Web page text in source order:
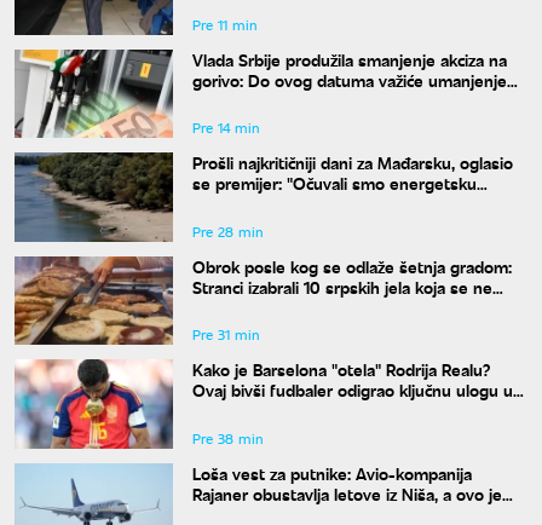
Pre 11 min
Vlada Srbije produžila smanjenje akciza na
gorivo: Do ovog datuma važiće umanjenje
Pre 14 min
Prošli najkritičniji dani za Mađarsku, oglasio
se premijer: "Očuvali smo energetsku
Pre 28 min
Obrok posle kog se odlaže šetnja gradom:
Stranci izabrali 10 srpskih jela koja se ne
Pre 31 min
Kako je Barselona "otela" Rodrija Realu?
Ovaj bivši fudbaler odigrao ključnu ulogu u
Pre 38 min
Loša vest za putnike: Avio-kompanija
Rajaner obustavlja letove iz Niša, a ovo je